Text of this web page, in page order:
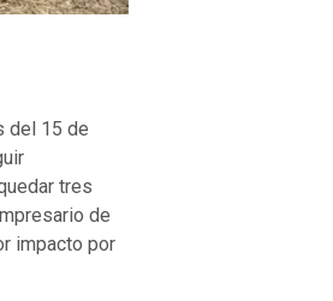
del 15 de
tres
de
impacto por